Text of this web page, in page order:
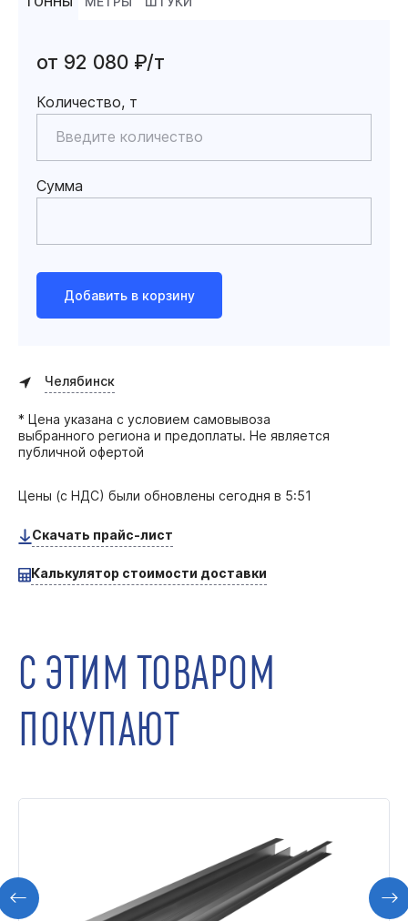
от 92 080 ₽/т
Количество, т
Сумма
Добавить в корзину
Челябинск
* Цена указана с условием самовывоза
выбранного региона и предоплаты. Не является
публичной офертой
Цены (с НДС) были обновлены сегодня в 5:51
Скачать прайс-лист
Калькулятор стоимости доставки
С ЭТИМ ТОВАРОМ
ПОКУПАЮТ